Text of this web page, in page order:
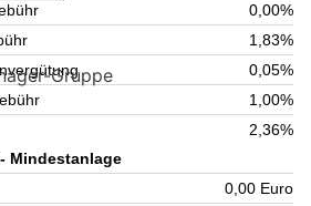
0,00%
1,83%
0,05%
1,00%
2,36%
Mindestanlage
0,00 Euro
Gruppe